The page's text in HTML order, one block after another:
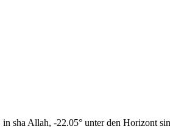
sha Allah, -22.05° unter den Horizont